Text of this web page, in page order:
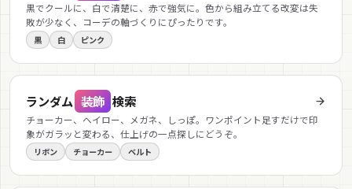
黒でクールに、白で清楚に、赤で強気に。色から組み立てる改変は失
敗が少なく、コーデの軸づくりにぴったりです。
黒 白 ピンク
ランダム 装飾 検索
チョーカー、ヘイロー、メガネ、しっぽ。ワンポイント足すだけで印
象がガラッと変わる、仕上げの一点探しにどうぞ。
リボン チョーカー ベルト